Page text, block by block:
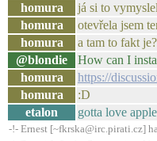
homura
já si to
homura
otevřela jsem
homura
a tam to fakt
@blondie
How can I
homura
https://
homura
:D
etalon
gotta love
-!- Ernest [~fkrska@irc.pirati.cz]